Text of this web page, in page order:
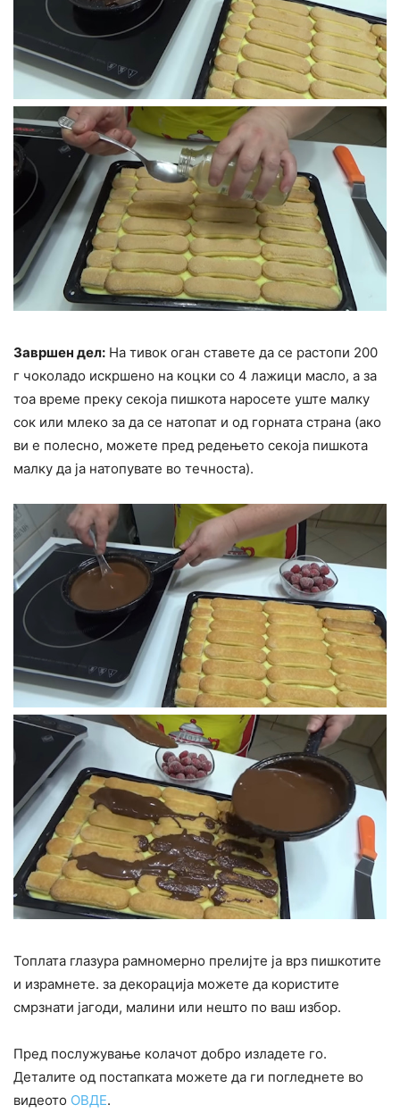
Завршен дел: На тивок оган ставете да се растопи 200
г чоколадо искршено на коцки со 4 лажици масло, а за
тоа време преку секоја пишкота наросете уште малку
сок или млеко за да се натопат и од горната страна (ако
ви е полесно, можете пред редењето секоја пишкота
малку да ја натопувате во течноста).
Топлата глазура рамномерно прелијте ја врз пишкотите
и израмнете. за декорација можете да користите
смрзнати јагоди, малини или нешто по ваш избор.
Пред послужување колачот добро изладете го.
Деталите од постапката можете да ги погледнете во
видеото ОВДЕ.